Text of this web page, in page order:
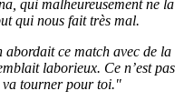
qui malheureusement ne la
qui nous fait très mal.
abordait ce match avec de la
laborieux. Ce n’est pas
va tourner pour toi."